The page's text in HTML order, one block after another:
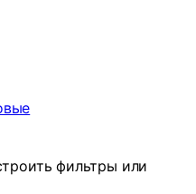
фильтры или